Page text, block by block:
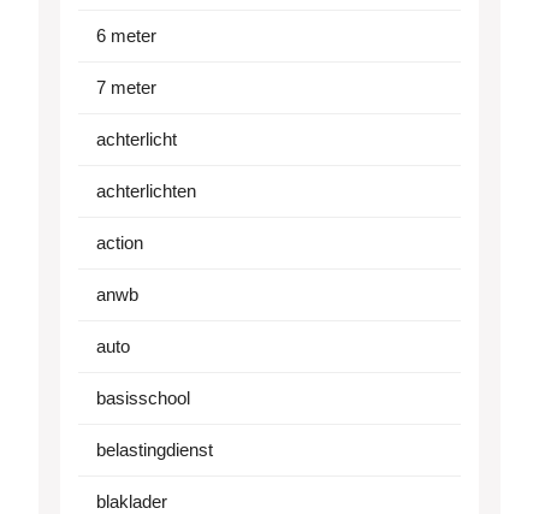
6 meter
7 meter
achterlicht
achterlichten
action
anwb
auto
basisschool
belastingdienst
blaklader